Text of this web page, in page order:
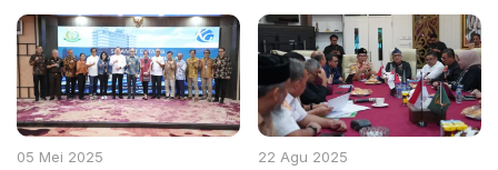
Resmikan Pusat Pelatihan
05 Mei 2025 22 Agu 2025